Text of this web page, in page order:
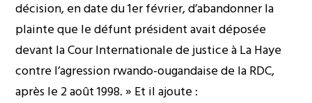
décision, en date du 1er février, d’abandonner la
plainte que le défunt président avait déposée
devant la Cour Internationale de justice à La Haye
contre l’agression rwando-ougandaise de la RDC,
après le 2 août 1998. » Et il ajoute :